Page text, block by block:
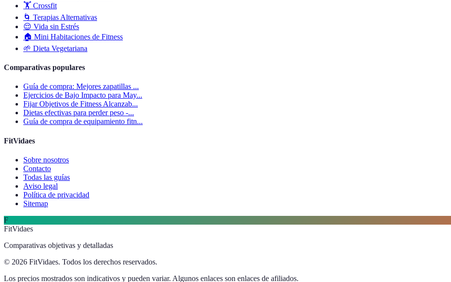
🏋️ Crossfit
🌀 Terapias Alternativas
😌 Vida sin Estrés
🏠 Mini Habitaciones de Fitness
🌱 Dieta Vegetariana
Comparativas populares
Guía de compra: Mejores zapatillas ...
Ejercicios de Bajo Impacto para May...
Fijar Objetivos de Fitness Alcanzab...
Dietas efectivas para perder peso -...
Guía de compra de equipamiento fitn...
FitVidaes
Sobre nosotros
Contacto
Todas las guías
Aviso legal
Política de privacidad
Sitemap
F
FitVidaes
Comparativas objetivas y detalladas
© 2026 FitVidaes. Todos los derechos reservados.
Los precios mostrados son indicativos y pueden variar. Algunos enlaces son enlaces de afiliados.